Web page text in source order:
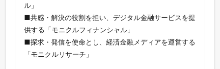
ル」
■共感・解決の役割を担い、デジタル金融サービスを提
供する「モニクルフィナンシャル」
■探求・発信を使命とし、経済金融メディアを運営する
「モニクルリサーチ」